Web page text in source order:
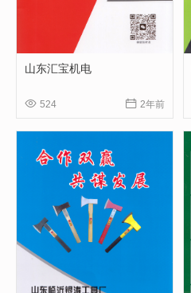
山东汇宝机电
 524  2年前